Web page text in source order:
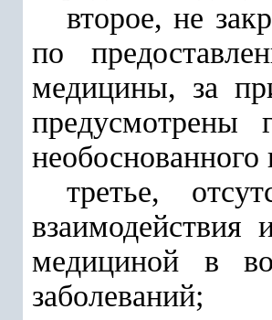
второе, не
по
медицины, за
предусмотрены
необоснованного
третье,
медициной в
заболеваний;